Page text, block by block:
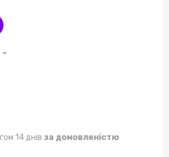
14 днів за домовленістю